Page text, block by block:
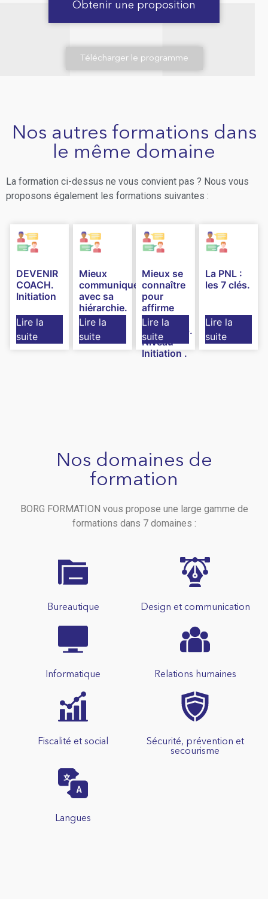
Obtenir une proposition
Télécharger le programme
Nos autres formations dans
le même domaine
La formation ci-dessus ne vous convient pas ? Nous vous
proposons également les formations suivantes :
DEVENIR
COACH.
Initiation
Lire la
suite
Mieux
communiquer
avec sa
hiérarchie.
Niveau
Initiation.
Lire la
suite
Mieux se
connaître
pour
affirme
son
leadership.
Niveau
Initiation .
Lire la
suite
La PNL :
les 7 clés.
Lire la
suite
Nos domaines de
formation
BORG FORMATION vous propose une large gamme de
formations dans 7 domaines :
Bureautique Design et communication
Informatique Relations humaines
Fiscalité et social
Sécurité, prévention et
secourisme
Langues